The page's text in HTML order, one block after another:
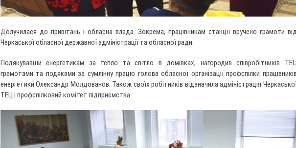
Долучилася до привітань і обласна влада. Зокрема, працівникам станції вручено грамоти
Черкаської обласної державної адміністрації та обласної ради.
Подякувавши енергетикам за тепло та світло в домівках, нагородив співробітників
грамотами та подяками за сумлінну працю голова обласної організації профспілки
енергетики Олександр Молдованов. Також своїх робітників відзначила адміністрація
ТЕЦ і профспілковий комітет підприємства.